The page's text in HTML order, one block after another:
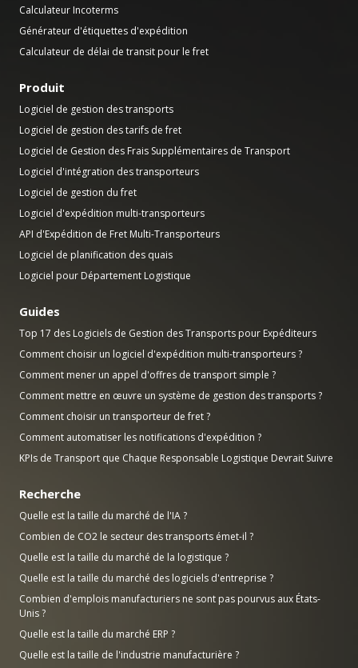
Calculateur Incoterms
Générateur d'étiquettes d'expédition
Calculateur de délai de transit pour le fret
Produit
Logiciel de gestion des transports
Logiciel de gestion des tarifs de fret
Logiciel de Gestion des Frais Supplémentaires de Transport
Logiciel d'intégration des transporteurs
Logiciel de gestion du fret
Logiciel d'expédition multi-transporteurs
API d'Expédition de Fret Multi-Transporteurs
Logiciel de planification des quais
Logiciel pour Département Logistique
Guides
Top 17 des Logiciels de Gestion des Transports pour Expéditeurs
Comment choisir un logiciel d'expédition multi-transporteurs ?
Comment mener un appel d'offres de transport simple ?
Comment mettre en œuvre un système de gestion des transports ?
Comment choisir un transporteur de fret ?
Comment automatiser les notifications d'expédition ?
KPIs de Transport que Chaque Responsable Logistique Devrait Suivre
Recherche
Quelle est la taille du marché de l'IA ?
Combien de CO2 le secteur des transports émet-il ?
Quelle est la taille du marché de la logistique ?
Quelle est la taille du marché des logiciels d'entreprise ?
Combien d'emplois manufacturiers ne sont pas pourvus aux États-
Unis ?
Quelle est la taille du marché ERP ?
Quelle est la taille de l'industrie manufacturière ?